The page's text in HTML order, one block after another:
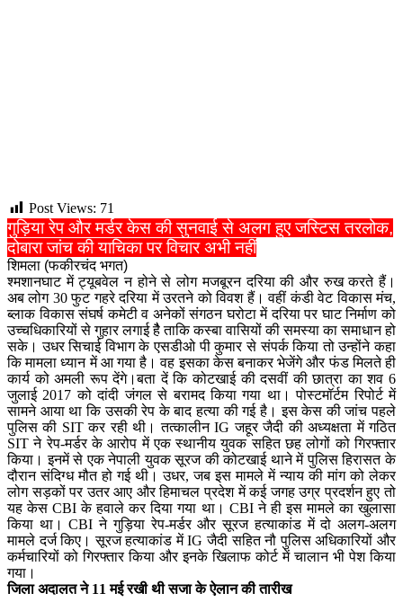
Post Views: 71
गुड़िया रेप और मर्डर केस की सुनवाई से अलग हुए जस्टिस तरलोक,
दोबारा जांच की याचिका पर विचार अभी नहीं
शिमला (फकीरचंद भगत)
श्मशानघाट में ट्यूबवेल न होने से लोग मजबूरन दरिया की और रुख करते हैं।
अब लोग 30 फुट गहरे दरिया में उरतने को विवश हैं। वहीं कंडी वेट विकास मंच,
ब्लाक विकास संघर्ष कमेटी व अनेकों संगठन घरोटा में दरिया पर घाट निर्माण को
उच्चधिकारियों से गुहार लगाई हैै ताकि कस्बा वासियों की समस्या का समाधान हो
सके। उधर सिचाई विभाग के एसडीओ पी कुमार से संपर्क किया तो उन्होंने कहा
कि मामला ध्यान में आ गया है। वह इसका केस बनाकर भेजेंगे और फंड मिलते ही
कार्य को अमली रूप देंगे।बता दें कि कोटखाई की दसवीं की छात्रा का शव 6
जुलाई 2017 को दांदी जंगल से बरामद किया गया था। पोस्टमॉर्टम रिपोर्ट में
सामने आया था कि उसकी रेप के बाद हत्या की गई है। इस केस की जांच पहले
पुलिस की SIT कर रही थी। तत्कालीन IG जहूर जैदी की अध्यक्षता में गठित
SIT ने रेप-मर्डर के आरोप में एक स्थानीय युवक सहित छह लोगों को गिरफ्तार
किया। इनमें से एक नेपाली युवक सूरज की कोटखाई थाने में पुलिस हिरासत के
दौरान संदिग्ध मौत हो गई थी। उधर, जब इस मामले में न्याय की मांग को लेकर
लोग सड़कों पर उतर आए और हिमाचल प्रदेश में कई जगह उग्र प्रदर्शन हुए तो
यह केस CBI के हवाले कर दिया गया था। CBI ने ही इस मामले का खुलासा
किया था। CBI ने गुड़िया रेप-मर्डर और सूरज हत्याकांड में दो अलग-अलग
मामले दर्ज किए। सूरज हत्याकांड में IG जैदी सहित नौ पुलिस अधिकारियों और
कर्मचारियों को गिरफ्तार किया और इनके खिलाफ कोर्ट में चालान भी पेश किया
गया।
जिला अदालत ने 11 मई रखी थी सजा के ऐलान की तारीख